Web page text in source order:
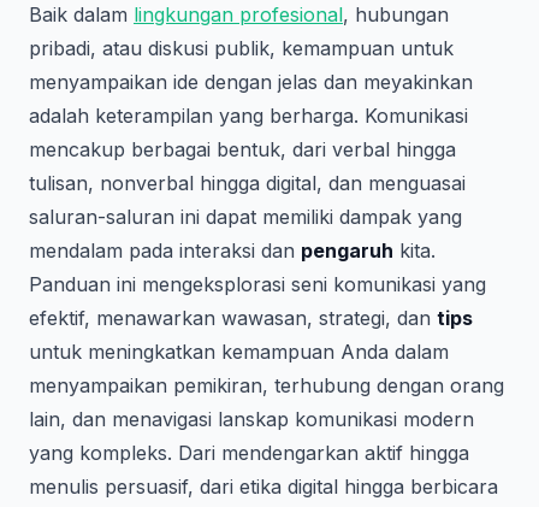
Baik dalam lingkungan profesional, hubungan
pribadi, atau diskusi publik, kemampuan untuk
menyampaikan ide dengan jelas dan meyakinkan
adalah keterampilan yang berharga. Komunikasi
mencakup berbagai bentuk, dari verbal hingga
tulisan, nonverbal hingga digital, dan menguasai
saluran-saluran ini dapat memiliki dampak yang
mendalam pada interaksi dan pengaruh kita.
Panduan ini mengeksplorasi seni komunikasi yang
efektif, menawarkan wawasan, strategi, dan tips
untuk meningkatkan kemampuan Anda dalam
menyampaikan pemikiran, terhubung dengan orang
lain, dan menavigasi lanskap komunikasi modern
yang kompleks. Dari mendengarkan aktif hingga
menulis persuasif, dari etika digital hingga berbicara